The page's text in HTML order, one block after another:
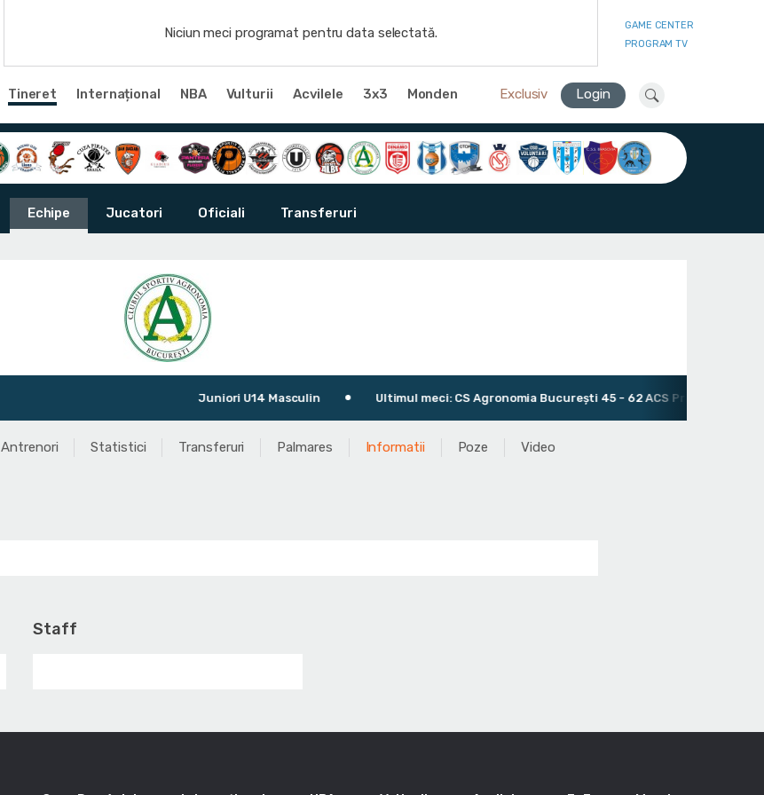
Niciun meci programat pentru data selectată.
GAME CENTER
PROGRAM TV
Tineret Internațional NBA Vulturii Acvilele 3x3 Monden Exclusiv Login
Echipe Jucatori Oficiali Transferuri
Juniori U14 Masculin Ultimul meci: CS Agronomia București 45 - 62 ACS Primo Megaball
Antrenori Statistici Transferuri Palmares Informatii Poze Video
Staff